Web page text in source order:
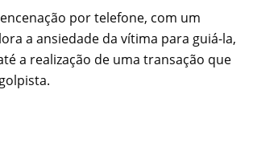
por telefone, com um
a ansiedade da vítima para guiá-la,
a realização de uma transação que